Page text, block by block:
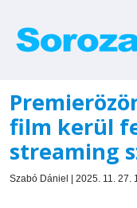
film kerül
streaming
Szabó Dániel | 2025. 11. 27.